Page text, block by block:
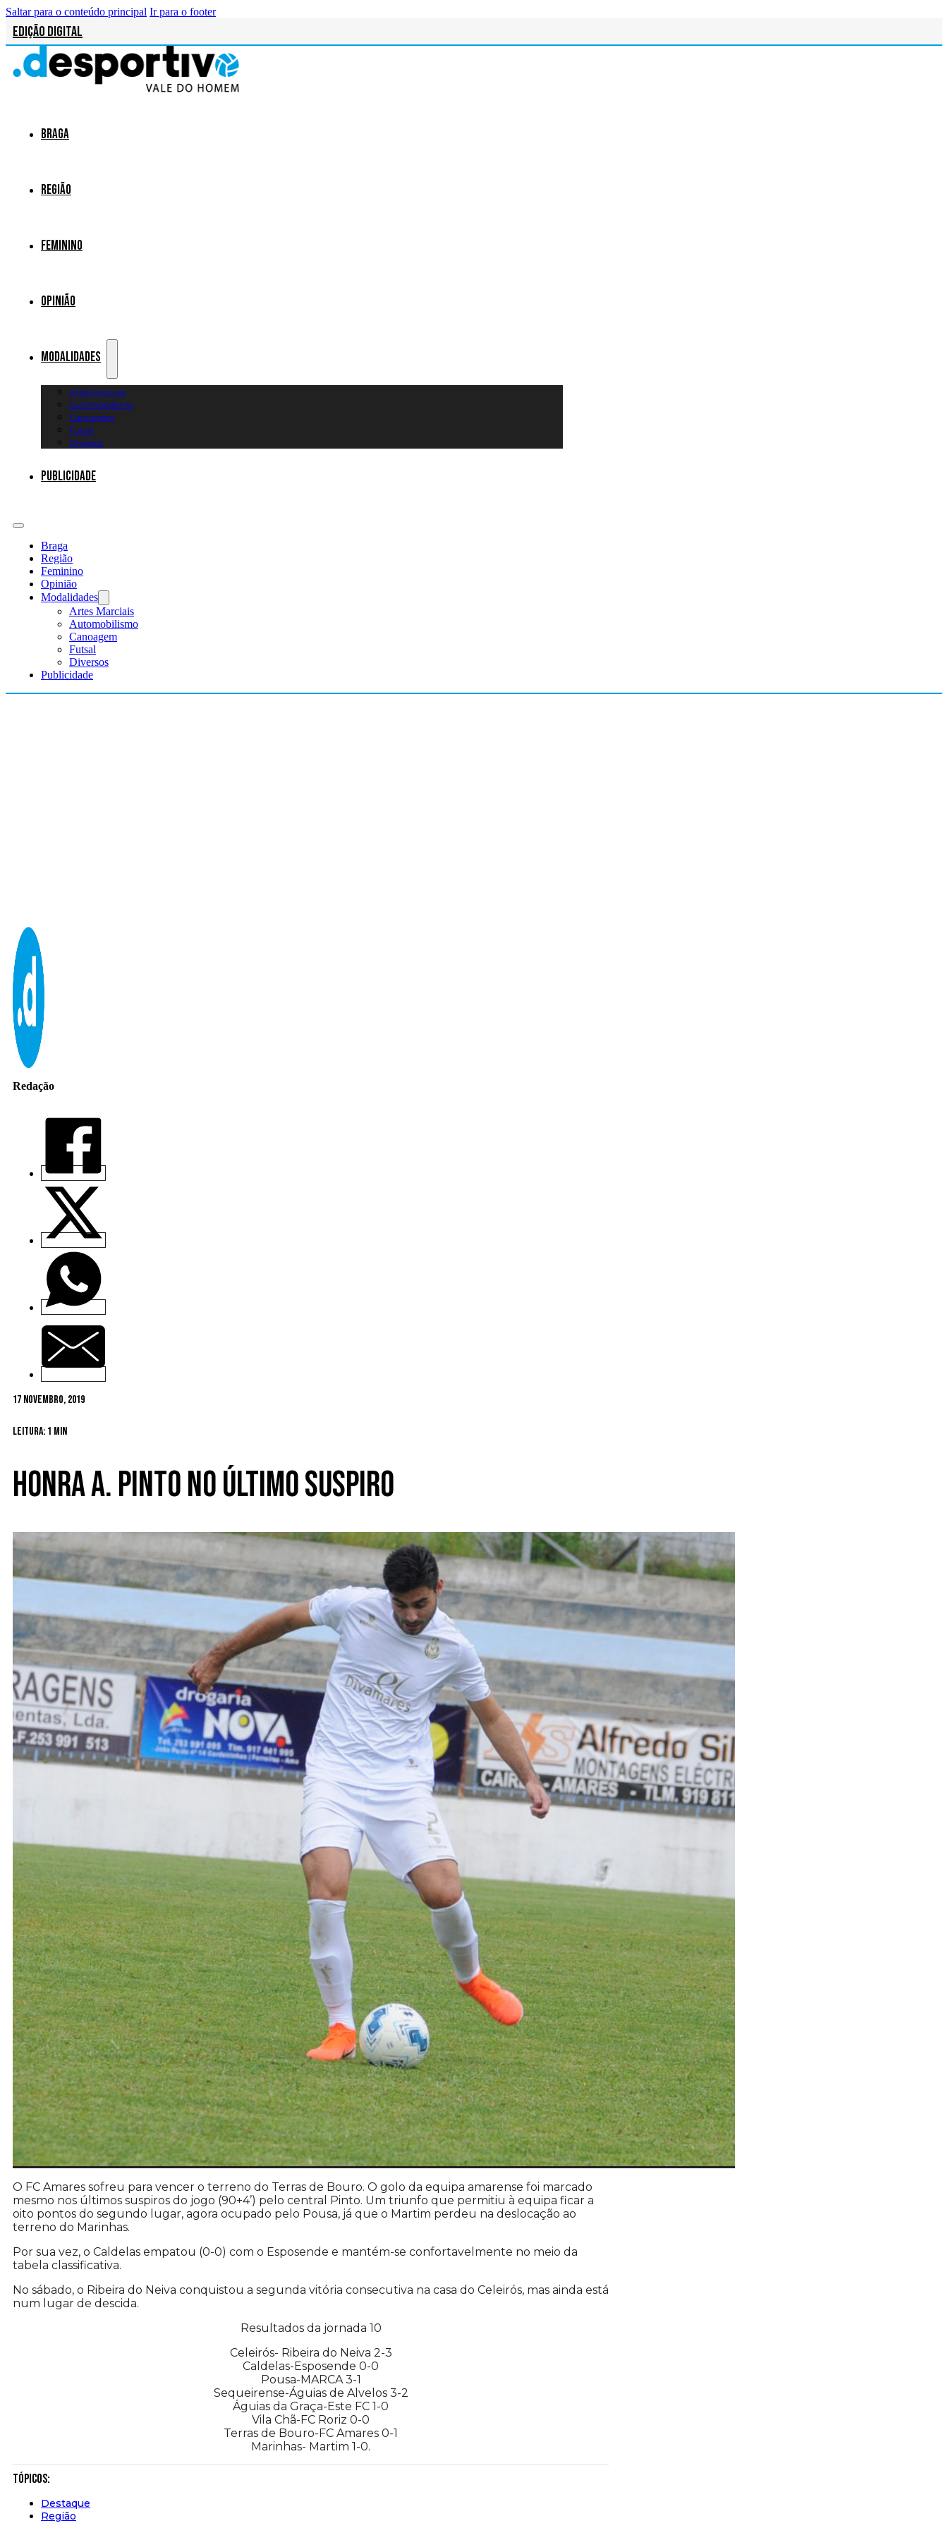
Saltar para o conteúdo principal Ir para o footer
Edição Digital
Braga
Região
Feminino
Opinião
Modalidades
Artes Marciais
Automobilismo
Canoagem
Futsal
Diversos
Publicidade
Braga
Região
Feminino
Opinião
Modalidades
Artes Marciais
Automobilismo
Canoagem
Futsal
Diversos
Publicidade
Redação
17 Novembro, 2019
Leitura: 1 min
Honra A. Pinto no último suspiro
O FC Amares sofreu para vencer o terreno do Terras de Bouro. O golo da equipa amarense foi marcado
mesmo nos últimos suspiros do jogo (90+4’) pelo central Pinto. Um triunfo que permitiu à equipa ficar a
oito pontos do segundo lugar, agora ocupado pelo Pousa, já que o Martim perdeu na deslocação ao
terreno do Marinhas.
Por sua vez, o Caldelas empatou (0-0) com o Esposende e mantém-se confortavelmente no meio da
tabela classificativa.
No sábado, o Ribeira do Neiva conquistou a segunda vitória consecutiva na casa do Celeirós, mas ainda está
num lugar de descida.
Resultados da jornada 10
Celeirós- Ribeira do Neiva 2-3
Caldelas-Esposende 0-0
Pousa-MARCA 3-1
Sequeirense-Águias de Alvelos 3-2
Águias da Graça-Este FC 1-0
Vila Chã-FC Roriz 0-0
Terras de Bouro-FC Amares 0-1
Marinhas- Martim 1-0.
Tópicos:
Destaque
Região